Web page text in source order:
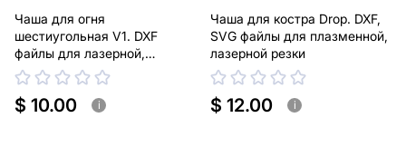
Чаша для огня
шестиугольная V1. DXF
файлы для лазерной,
плазменной резки
$ 10.00 i
Чаша для костра Drop. DXF,
SVG файлы для плазменной,
лазерной резки
$ 12.00 i